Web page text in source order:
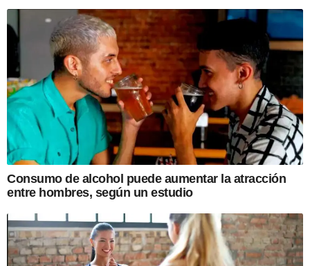
Consumo de alcohol puede aumentar la atracción
entre hombres, según un estudio